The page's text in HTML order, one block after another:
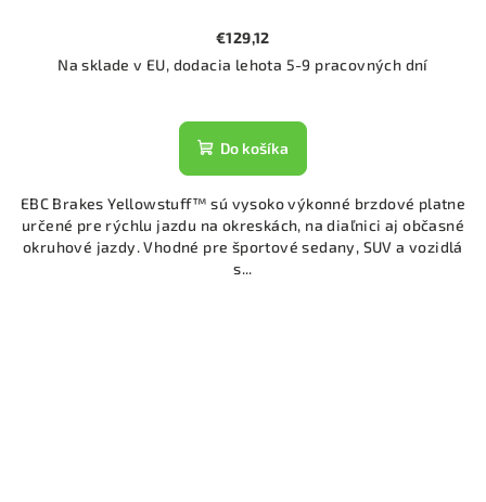
€129,12
Na sklade v EU, dodacia lehota 5-9 pracovných dní
Do košíka
EBC Brakes Yellowstuff™ sú vysoko výkonné brzdové platne
určené pre rýchlu jazdu na okreskách, na diaľnici aj občasné
okruhové jazdy. Vhodné pre športové sedany, SUV a vozidlá
s...